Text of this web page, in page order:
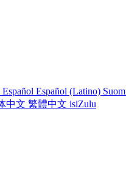
Español Español (Latino)
中文 繁體中文 isiZulu